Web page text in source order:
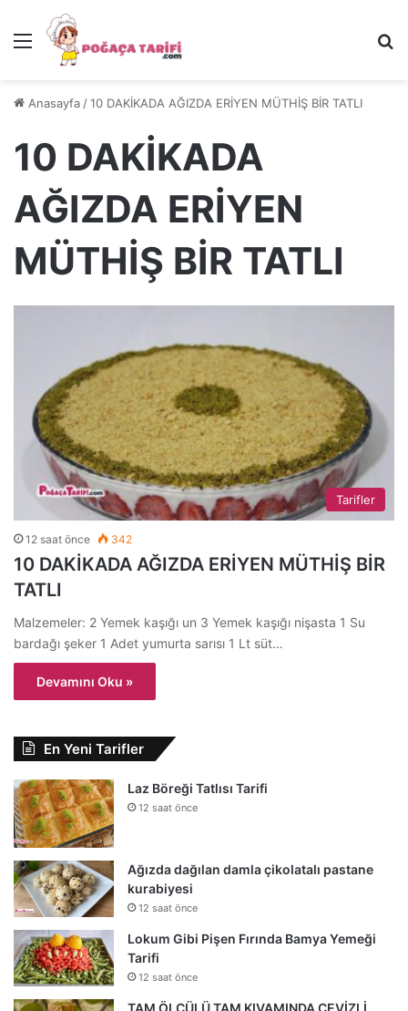
Menü
Anasayfa /10 DAKİKADA AĞIZDA ERİYEN MÜTHİŞ BİR TATLI
10 DAKİKADA
AĞIZDA ERİYEN
MÜTHİŞ BİR TATLI
Tarifler
12 saat önce 342
10 DAKİKADA AĞIZDA ERİYEN MÜTHİŞ BİR
TATLI
Malzemeler: 2 Yemek kaşığı un 3 Yemek kaşığı nişasta 1 Su
bardağı şeker 1 Adet yumurta sarısı 1 Lt süt…
Devamını Oku »
En Yeni Tarifler
Laz Böreği Tatlısı Tarifi
12 saat önce
Ağızda dağılan damla çikolatalı pastane
kurabiyesi
12 saat önce
Lokum Gibi Pişen Fırında Bamya Yemeği
Tarifi
12 saat önce
TAM ÖLÇÜLÜ TAM KIVAMINDA CEVİZLİ